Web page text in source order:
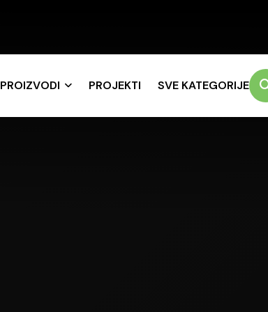
PROIZVODI PROJEKTI SVE KATEGORIJE